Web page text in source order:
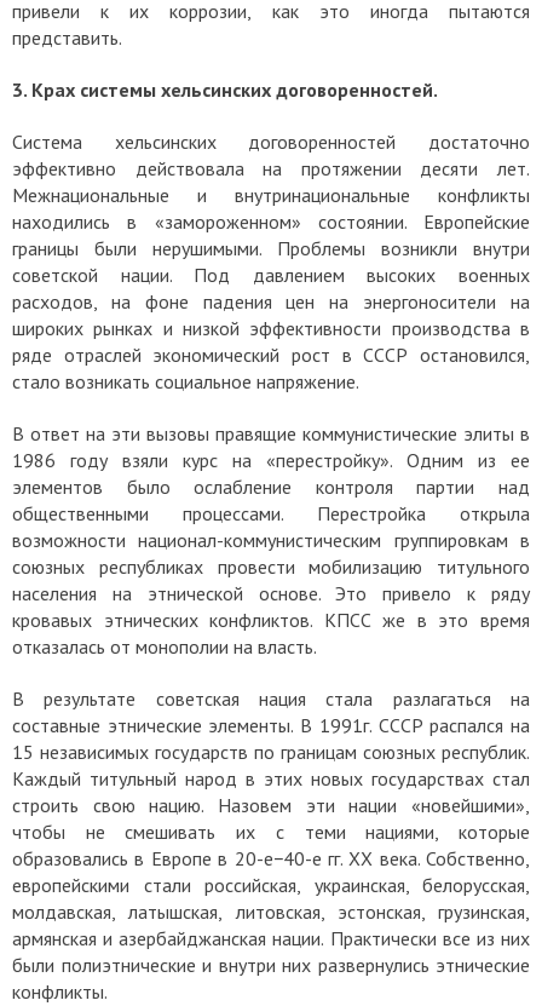
привели к их коррозии, как это иногда пытаются
представить.
3. Крах системы хельсинских договоренностей.
Система хельсинских договоренностей достаточно
эффективно действовала на протяжении десяти лет.
Межнациональные и внутринациональные конфликты
находились в «замороженном» состоянии. Европейские
границы были нерушимыми. Проблемы возникли внутри
советской нации. Под давлением высоких военных
расходов, на фоне падения цен на энергоносители на
широких рынках и низкой эффективности производства в
ряде отраслей экономический рост в СССР остановился,
стало возникать социальное напряжение.
В ответ на эти вызовы правящие коммунистические элиты в
1986 году взяли курс на «перестройку». Одним из ее
элементов было ослабление контроля партии над
общественными процессами. Перестройка открыла
возможности национал-коммунистическим группировкам в
союзных республиках провести мобилизацию титульного
населения на этнической основе. Это привело к ряду
кровавых этнических конфликтов. КПСС же в это время
отказалась от монополии на власть.
В результате советская нация стала разлагаться на
составные этнические элементы. В 1991г. СССР распался на
15 независимых государств по границам союзных республик.
Каждый титульный народ в этих новых государствах стал
строить свою нацию. Назовем эти нации «новейшими»,
чтобы не смешивать их с теми нациями, которые
образовались в Европе в 20-е−40-е гг. ХХ века. Собственно,
европейскими стали российская, украинская, белорусская,
молдавская, латышская, литовская, эстонская, грузинская,
армянская и азербайджанская нации. Практически все из них
были полиэтнические и внутри них развернулись этнические
конфликты.